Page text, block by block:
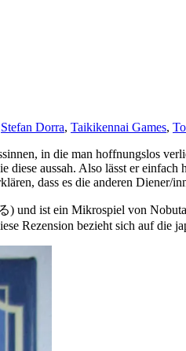
Stefan Dorra, Taikikennai Games,
in die man hoffnungslos
aussah. Also lässt er
dass es die anderen
ist ein Mikrospiel von
Rezension bezieht sich auf die